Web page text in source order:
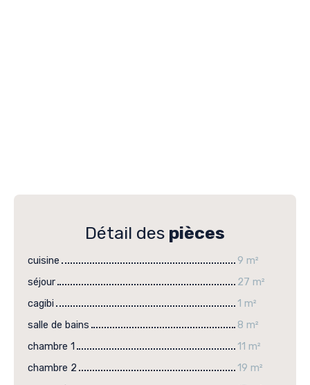
Détail des pièces
cuisine
9 m²
séjour
27 m²
cagibi
1 m²
salle de bains
8 m²
chambre 1
11 m²
chambre 2
19 m²